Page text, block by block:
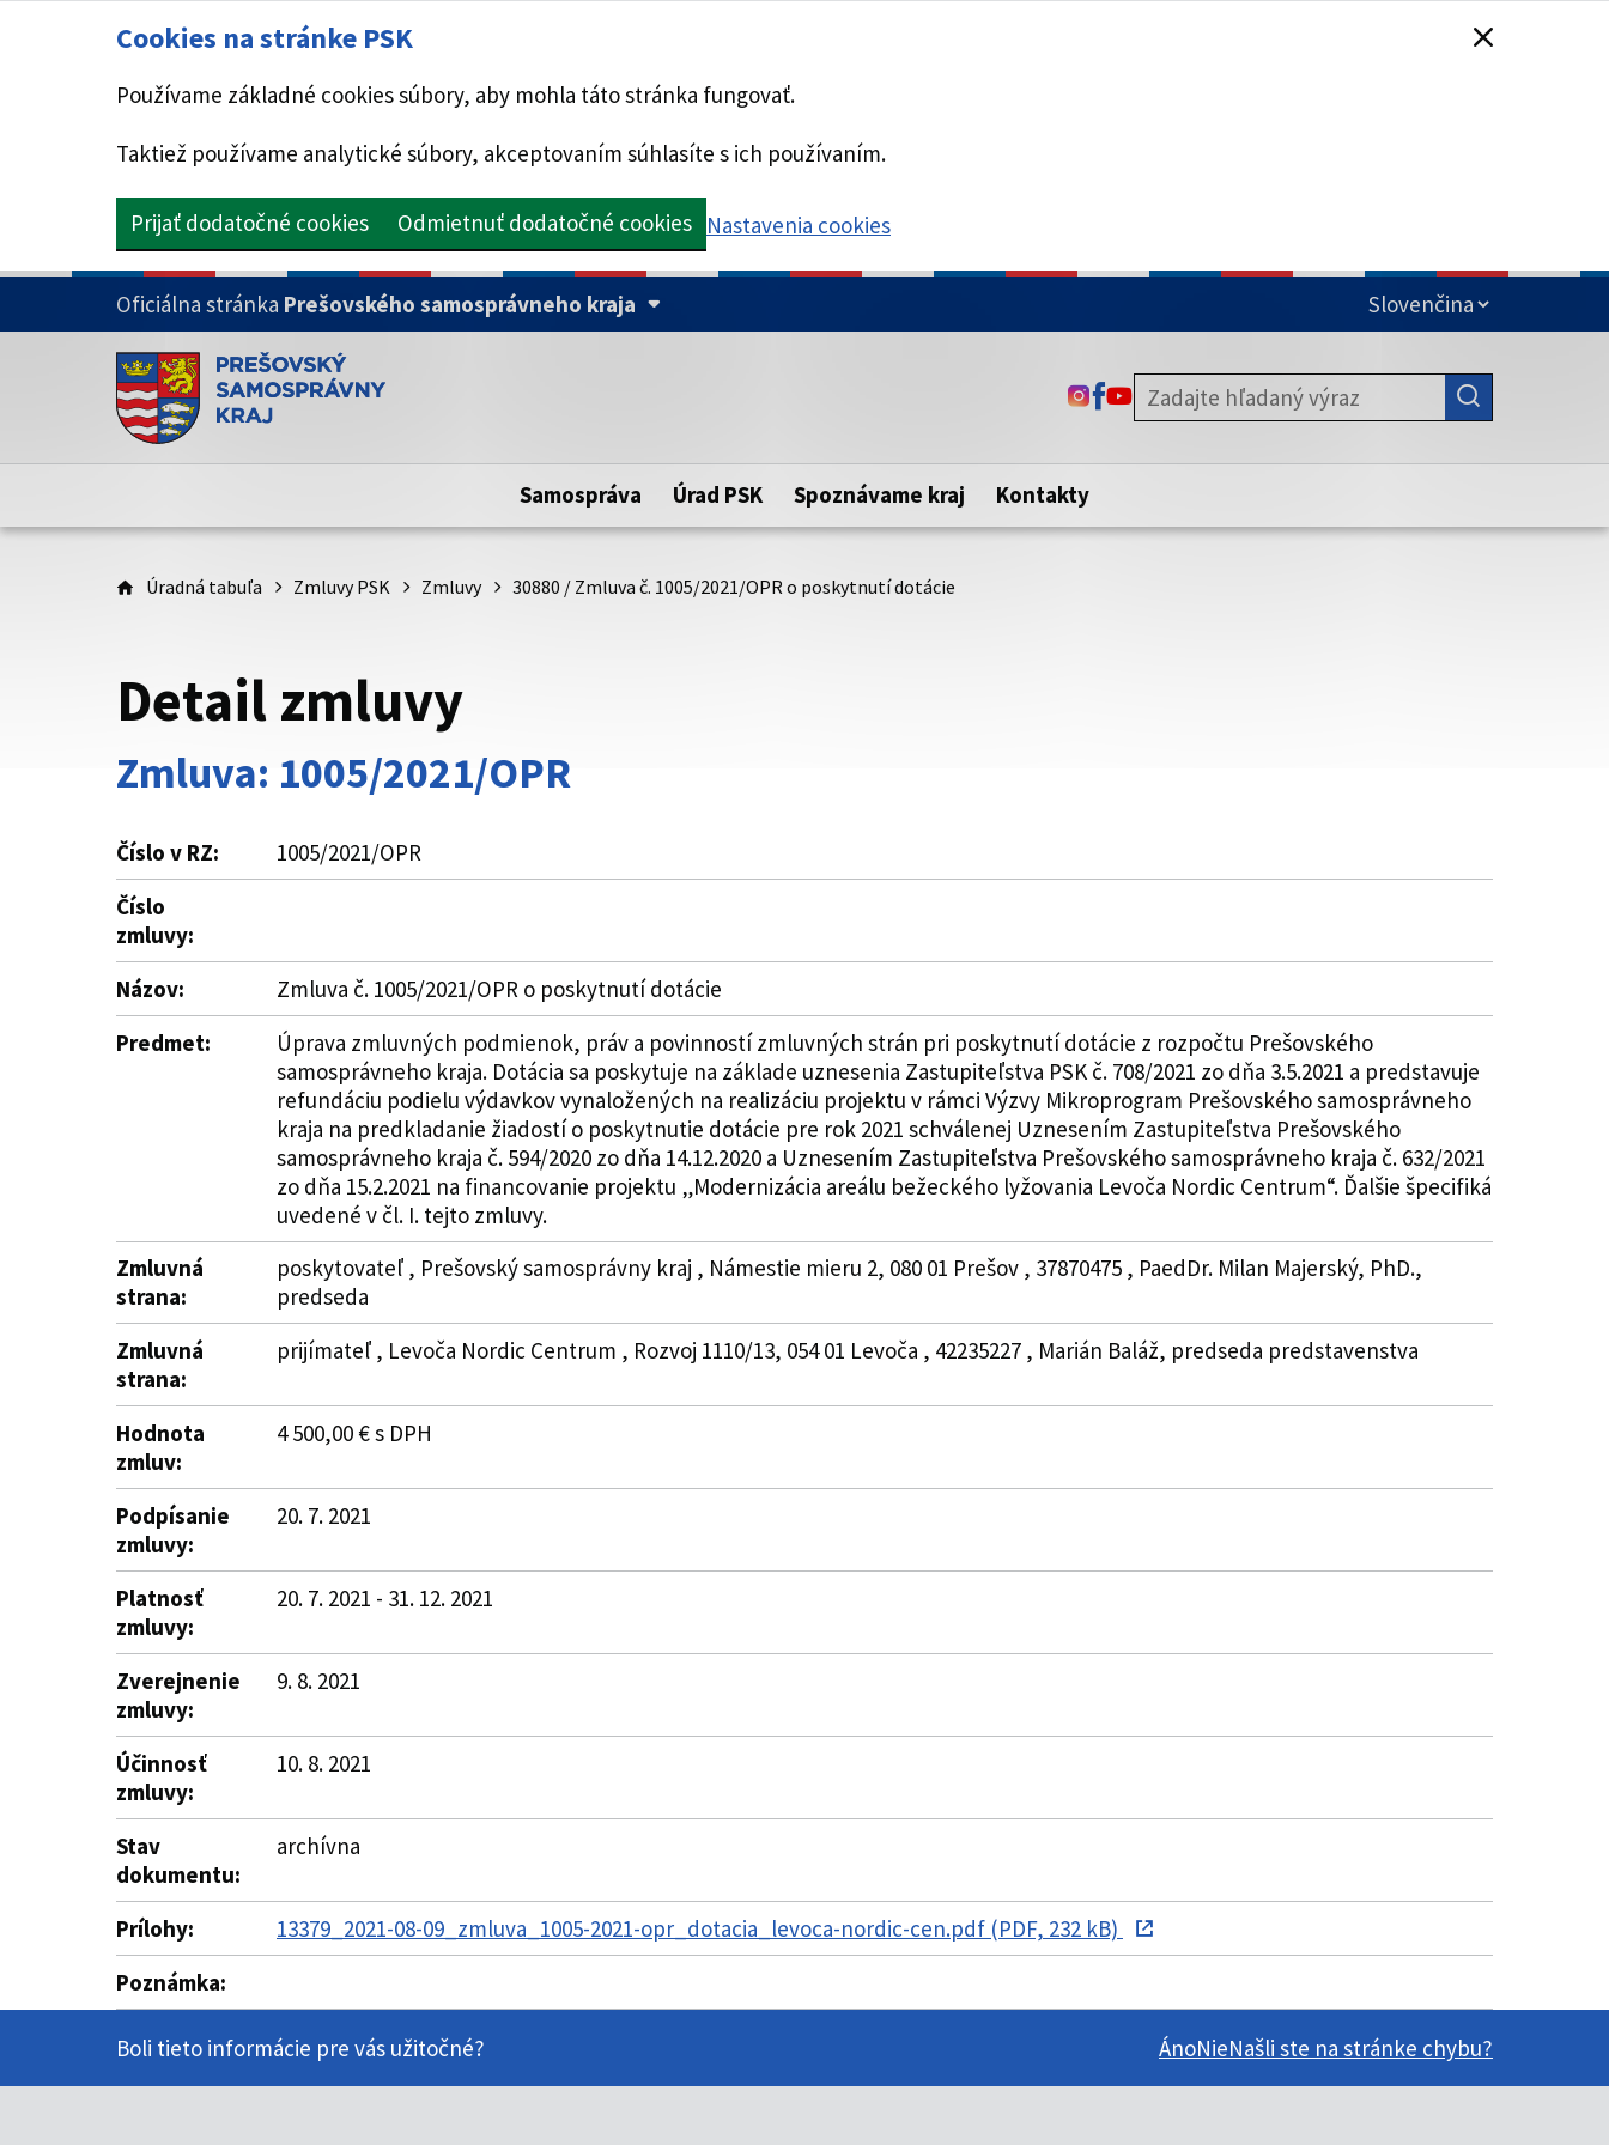
Cookies na stránke PSK
Používame základné cookies súbory, aby mohla táto stránka fungovať.
Taktiež používame analytické súbory, akceptovaním súhlasíte s ich používaním.
Prijať dodatočné cookies Odmietnuť dodatočné cookies Nastavenia cookies
PRESKOČIŤ NA HLAVNÝ OBSAH
Oficiálna stránka Prešovského samosprávneho kraja
Doména psk.sk je oficiálna
Toto je oficiálna webová stránka Prešovského samosprávneho kraja.
Táto stránka je zabezpečená
zabezpečenú webovú stránku. Zabezpečená stránka vždy začína
https:// pred názvom domény webového sídla.
ODKAZ SA OTVORÍ NA NOVEJ KARTE
ODKAZ SA OTVORÍ NA NOVEJ KARTE
ODKAZ SA OTVORÍ NA NOVEJ KARTE
Samospráva Úrad PSK Spoznávame kraj Kontakty
Úradná tabuľa Zmluvy PSK Zmluvy 30880 / Zmluva č. 1005/2021/OPR o poskytnutí dotácie
Detail zmluvy
Zmluva: 1005/2021/OPR
Číslo v RZ:
1005/2021/OPR
Číslo
zmluvy:
Názov:
Zmluva č. 1005/2021/OPR o poskytnutí dotácie
Predmet:
Úprava zmluvných podmienok, práv a povinností zmluvných strán pri poskytnutí dotácie z rozpočtu Prešovského
samosprávneho kraja. Dotácia sa poskytuje na základe uznesenia Zastupiteľstva PSK č. 708/2021 zo dňa 3.5.2021 a predstavuje
refundáciu podielu výdavkov vynaložených na realizáciu projektu v rámci Výzvy Mikroprogram Prešovského samosprávneho
kraja na predkladanie žiadostí o poskytnutie dotácie pre rok 2021 schválenej Uznesením Zastupiteľstva Prešovského
samosprávneho kraja č. 594/2020 zo dňa 14.12.2020 a Uznesením Zastupiteľstva Prešovského samosprávneho kraja č. 632/2021
zo dňa 15.2.2021 na financovanie projektu „Modernizácia areálu bežeckého lyžovania Levoča Nordic Centrum“. Ďalšie špecifiká
uvedené v čl. I. tejto zmluvy.
Zmluvná
strana:
poskytovateľ , Prešovský samosprávny kraj , Námestie mieru 2, 080 01 Prešov , 37870475 , PaedDr. Milan Majerský, PhD.,
predseda
Zmluvná
strana:
prijímateľ , Levoča Nordic Centrum , Rozvoj 1110/13, 054 01 Levoča , 42235227 , Marián Baláž, predseda predstavenstva
Hodnota
zmluv:
4 500,00 € s DPH
Podpísanie
zmluvy:
20. 7. 2021
Platnosť
zmluvy:
20. 7. 2021 - 31. 12. 2021
Zverejnenie
zmluvy:
9. 8. 2021
Účinnosť
zmluvy:
10. 8. 2021
Stav
dokumentu:
archívna
Prílohy:
13379_2021-08-09_zmluva_1005-2021-opr_dotacia_levoca-nordic-cen.pdf (PDF, 232 kB)
Poznámka:
Boli tieto informácie pre vás užitočné? ÁnoNieNašli ste na stránke chybu?